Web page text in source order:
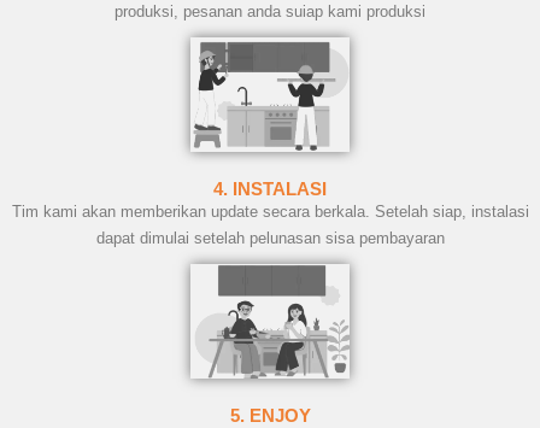
produksi, pesanan anda suiap kami produksi
4. INSTALASI
Tim kami akan memberikan update secara berkala. Setelah siap, instalasi
dapat dimulai setelah pelunasan sisa pembayaran
5. ENJOY